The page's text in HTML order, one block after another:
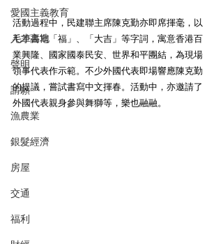
愛國主義教育
人才高地
聲明
請願
漁農業
銀髮經濟
房屋
交通
福利
活動過程中，民建聯主席陳克勤亦即席揮毫，以
毛筆書寫「福」、「大吉」等字詞，寓意香港百
業興隆、國家國泰民安、世界和平團結，為現場
領事代表作示範。不少外國代表即場響應陳克勤
的提議，嘗試書寫中文揮春。活動中，亦邀請了
外國代表親身參與舞獅等，樂也融融。